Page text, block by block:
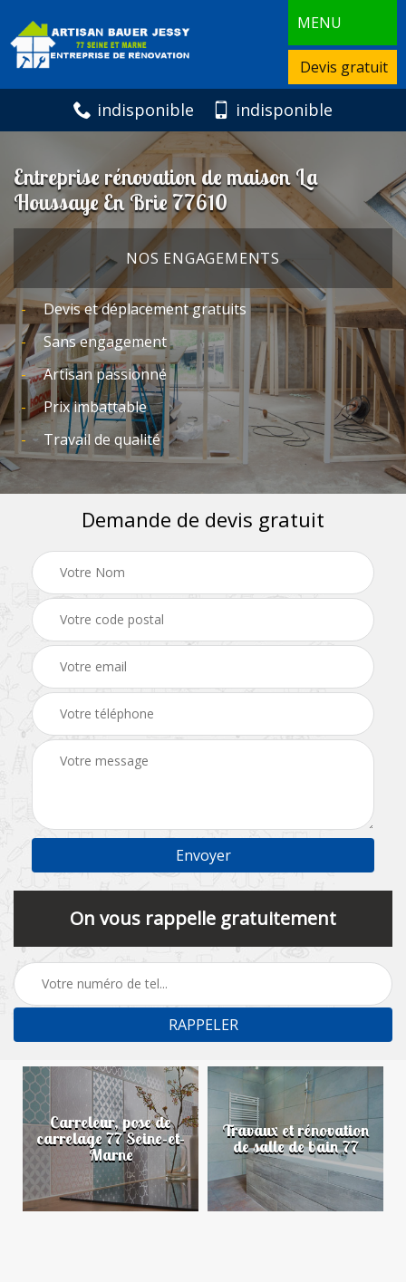
MENU
Devis gratuit
indisponible indisponible
Entreprise rénovation de maison La
Houssaye En Brie 77610
NOS ENGAGEMENTS
Devis et déplacement gratuits
Sans engagement
Artisan passionné
Prix imbattable
Travail de qualité
Demande de devis gratuit
On vous rappelle gratuitement
Carreleur, pose de
carrelage 77 Seine-et-
Marne
Travaux et rénovation
de salle de bain 77